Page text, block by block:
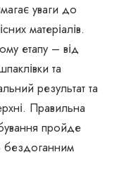
уваги до
матеріалів.
етапу – від
та
результат та
Правильна
пройде
бездоганним